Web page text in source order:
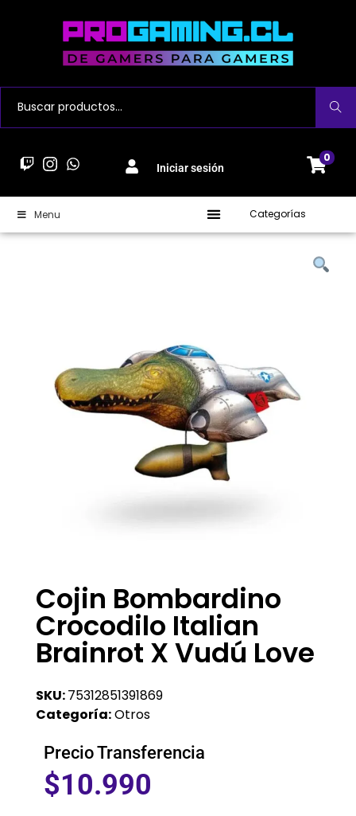
Buscar
Iniciar sesión
0
Menu Categorías
Cojin Bombardino
Crocodilo Italian
Brainrot X Vudú Love
SKU:75312851391869
Categoría:Otros
Precio Transferencia
$10.990